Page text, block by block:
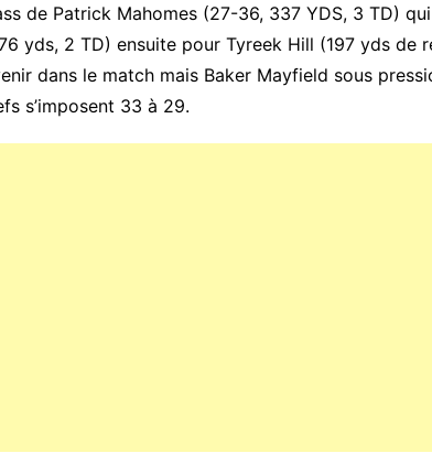
de Patrick Mahomes (27-36, 337 YDS, 3 TD)
yds, 2 TD) ensuite pour Tyreek Hill (197 yds de
dans le match mais Baker Mayfield sous
s’imposent 33 à 29.